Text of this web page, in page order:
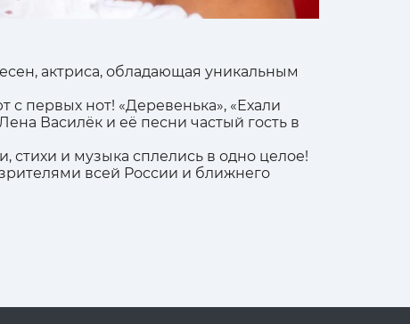
актриса, обладающая уникальным
с первых нот! «Деревенька», «Ехали
Василёк и её песни частый гость в
стихи и музыка сплелись в одно целое!
всей России и ближнего